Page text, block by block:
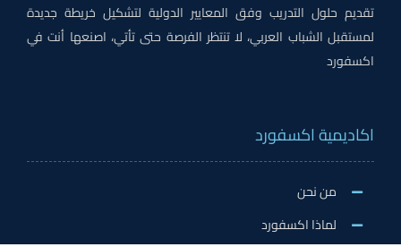
تقديم حلول التدريب وفق المعايير الدولية لتشكيل خريطة جديدة
لمستقبل الشباب العربي، لا تنتظر الفرصة حتى تأتي، اصنعها أنت في
اكسفورد
اكاديمية اكسفورد
من نحن
لماذا اكسفورد